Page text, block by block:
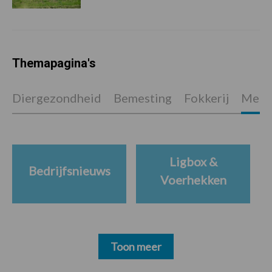
Themapagina's
Diergezondheid Bemesting Fokkerij
Bedrijfsnieuws
Ligbox &
Voerhekken
Toon meer